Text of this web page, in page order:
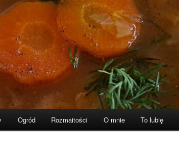
Ogród Rozmaitości O mnie To lubię